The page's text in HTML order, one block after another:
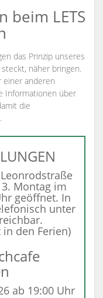
beim LETS
das Prinzip unseres
näher bringen.
einer anderen
Informationen über
die
Montag im
geöffnet. In
unter
den Ferien)
ab 19:00 Uhr